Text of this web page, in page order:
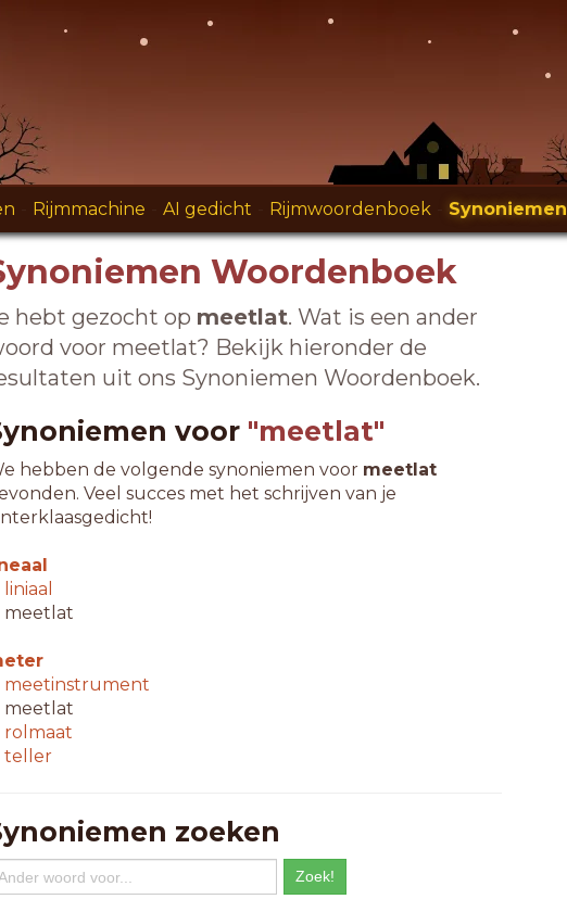
Rijmmachine AI gedicht Rijmwoordenboek Synoniemen
Woordenboek
hebt gezocht op meetlat. Wat is een ander
voor meetlat? Bekijk hieronder de
uit ons Synoniemen Woordenboek.
voor "meetlat"
hebben de volgende synoniemen voor meetlat
Veel succes met het schrijven van je
liniaal
meetlat
meetinstrument
meetlat
rolmaat
teller
zoeken